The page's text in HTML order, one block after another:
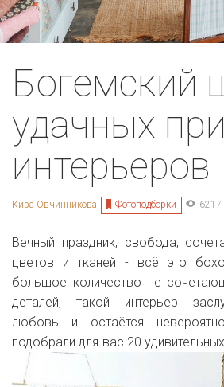
Богемский
удачных
интерьеров
Кира Овчинникова Фотоподборки 6217
Вечный праздник, свобода,
цветов и тканей - всё это
большое количество не
деталей, такой интерьер
любовь и остаётся
подобрали для вас 20